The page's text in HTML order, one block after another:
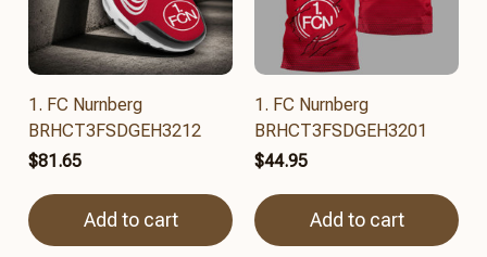
1. FC Nurnberg
BRHCT3FSDGEH3212
$81.65
Add to cart
1. FC Nurnberg
BRHCT3FSDGEH3201
$44.95
Add to cart